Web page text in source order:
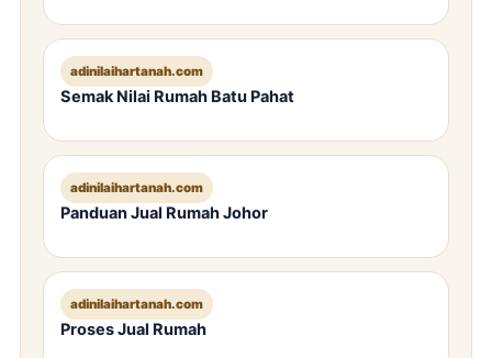
adinilaihartanah.com
Semak Nilai Rumah Batu Pahat
adinilaihartanah.com
Panduan Jual Rumah Johor
adinilaihartanah.com
Proses Jual Rumah